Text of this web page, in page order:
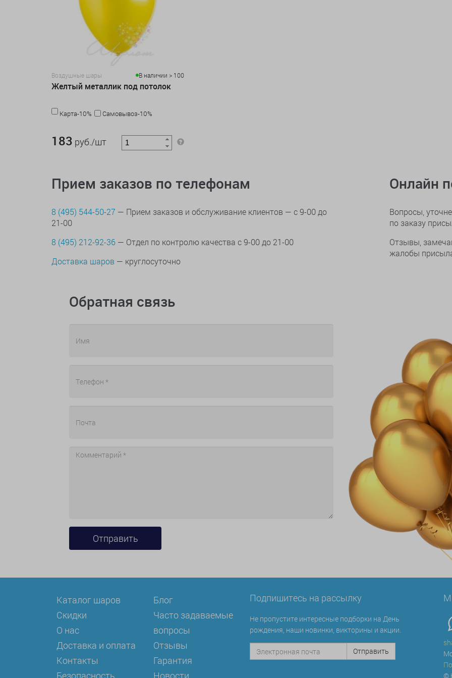
Воздушные шары В наличии > 100
Желтый металлик под потолок
Карта-10%
Самовывоз-10%
183 руб./шт
Прием заказов по телефонам
8 (495) 544-50-27 — Прием заказов и обслуживание клиентов — с 9-00 до
21-00
8 (495) 212-92-36 — Отдел по контролю качества с 9-00 до 21-00
Доставка шаров — круглосуточно
Онлайн
Вопросы,
по заказу
Отзывы,
жалобы
Обратная связь
Каталог шаров
Скидки
О нас
Доставка и оплата
Контакты
Безопасность
Блог
Часто задаваемые
вопросы
Отзывы
Гарантия
Новости
Подпишитесь на рассылку
Не пропустите интересные подборки на День
рождения, наши новинки, викторины и акции.
©